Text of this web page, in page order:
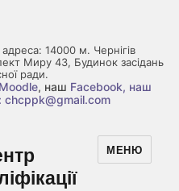
14000 м. Чернігів
Миру 43, Будинок засідань
ради.
Moodle, наш Facebook, наш
chcppk@gmail.com
МЕНЮ